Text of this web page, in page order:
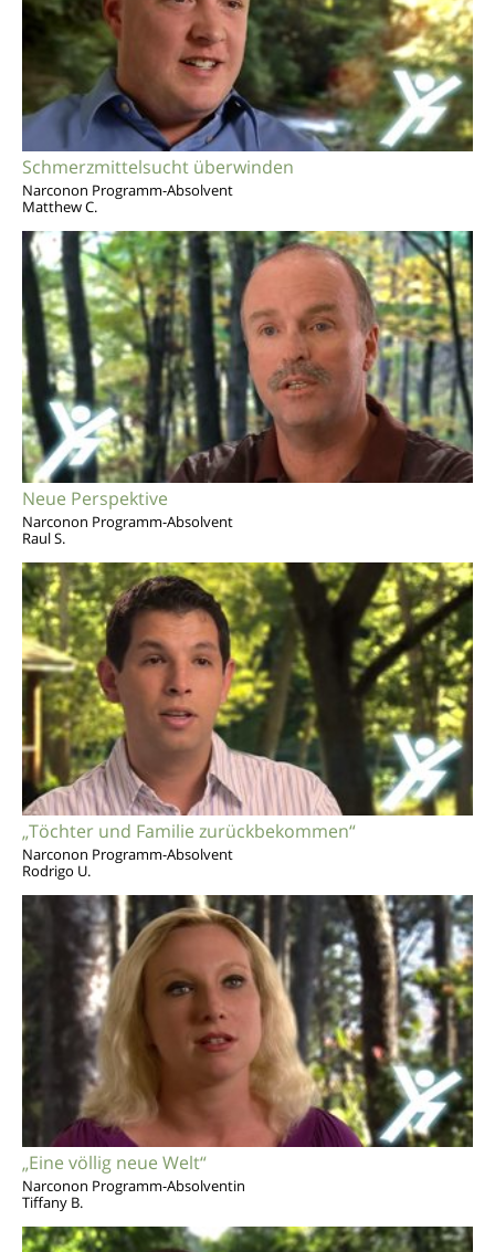
Schmerzmittelsucht überwinden
Narconon Programm-Absolvent
Matthew C.
Neue Perspektive
Narconon Programm-Absolvent
Raul S.
„Töchter und Familie zurückbekommen“
Narconon Programm-Absolvent
Rodrigo U.
„Eine völlig neue Welt“
Narconon Programm-Absolventin
Tiffany B.